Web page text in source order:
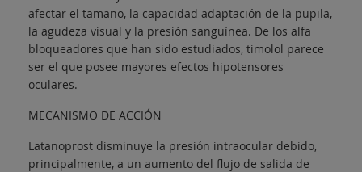
afectar el tamaño, la capacidad adaptación de la pupila,
la agudeza visual y la presión sanguínea. De los alfa
bloqueadores que han sido estudiados, timolol parece
ser el que posee mayores efectos hipotensores
oculares.
MECANISMO DE ACCIÓN
Latanoprost disminuye la presión intraocular debido,
principalmente, a un aumento del flujo de salida de